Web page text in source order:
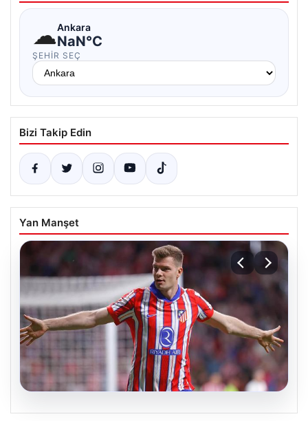
☁Ankara
NaN°C
ŞEHIR SEÇ
Bizi Takip Edin
Yan Manşet
05.08.2026